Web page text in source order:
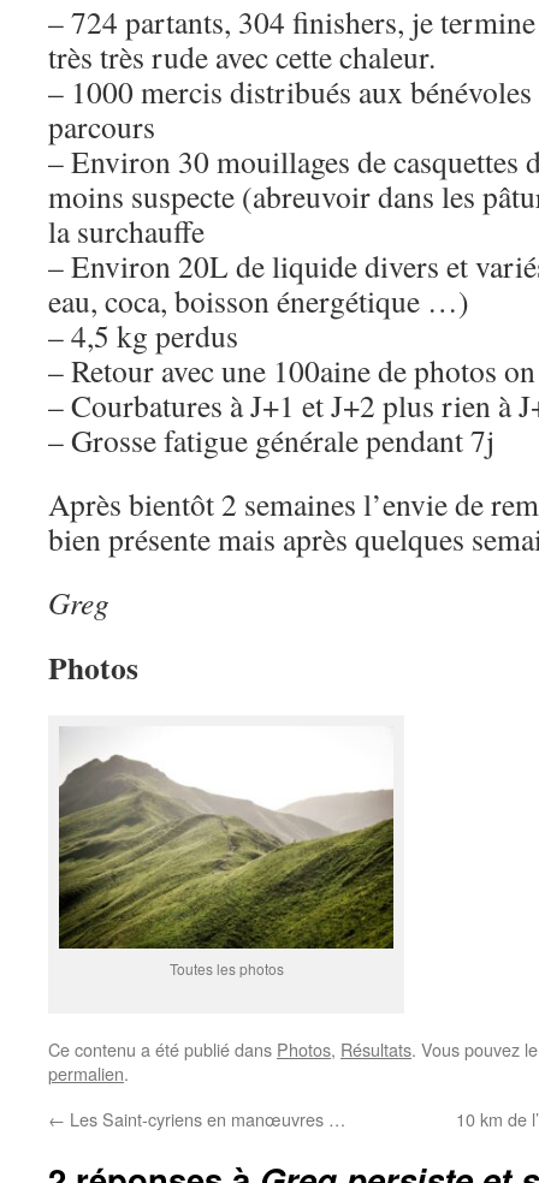
– 724 partants, 304 finishers, je
très très rude avec cette chaleur.
– 1000 mercis distribués aux
parcours
– Environ 30 mouillages de casquettes
moins suspecte (abreuvoir dans les
la surchauffe
– Environ 20L de liquide divers et
eau, coca, boisson énergétique …)
– 4,5 kg perdus
– Retour avec une 100aine de photos
– Courbatures à J+1 et J+2 plus rien à
– Grosse fatigue générale pendant 7j
Après bientôt 2 semaines l’envie de
bien présente mais après quelques
Greg
Photos
Toutes les photos
Ce contenu a été publié dans Photos, Résultats. Vous pouvez
permalien.
← Les Saint-cyriens en manœuvres … 10 km de